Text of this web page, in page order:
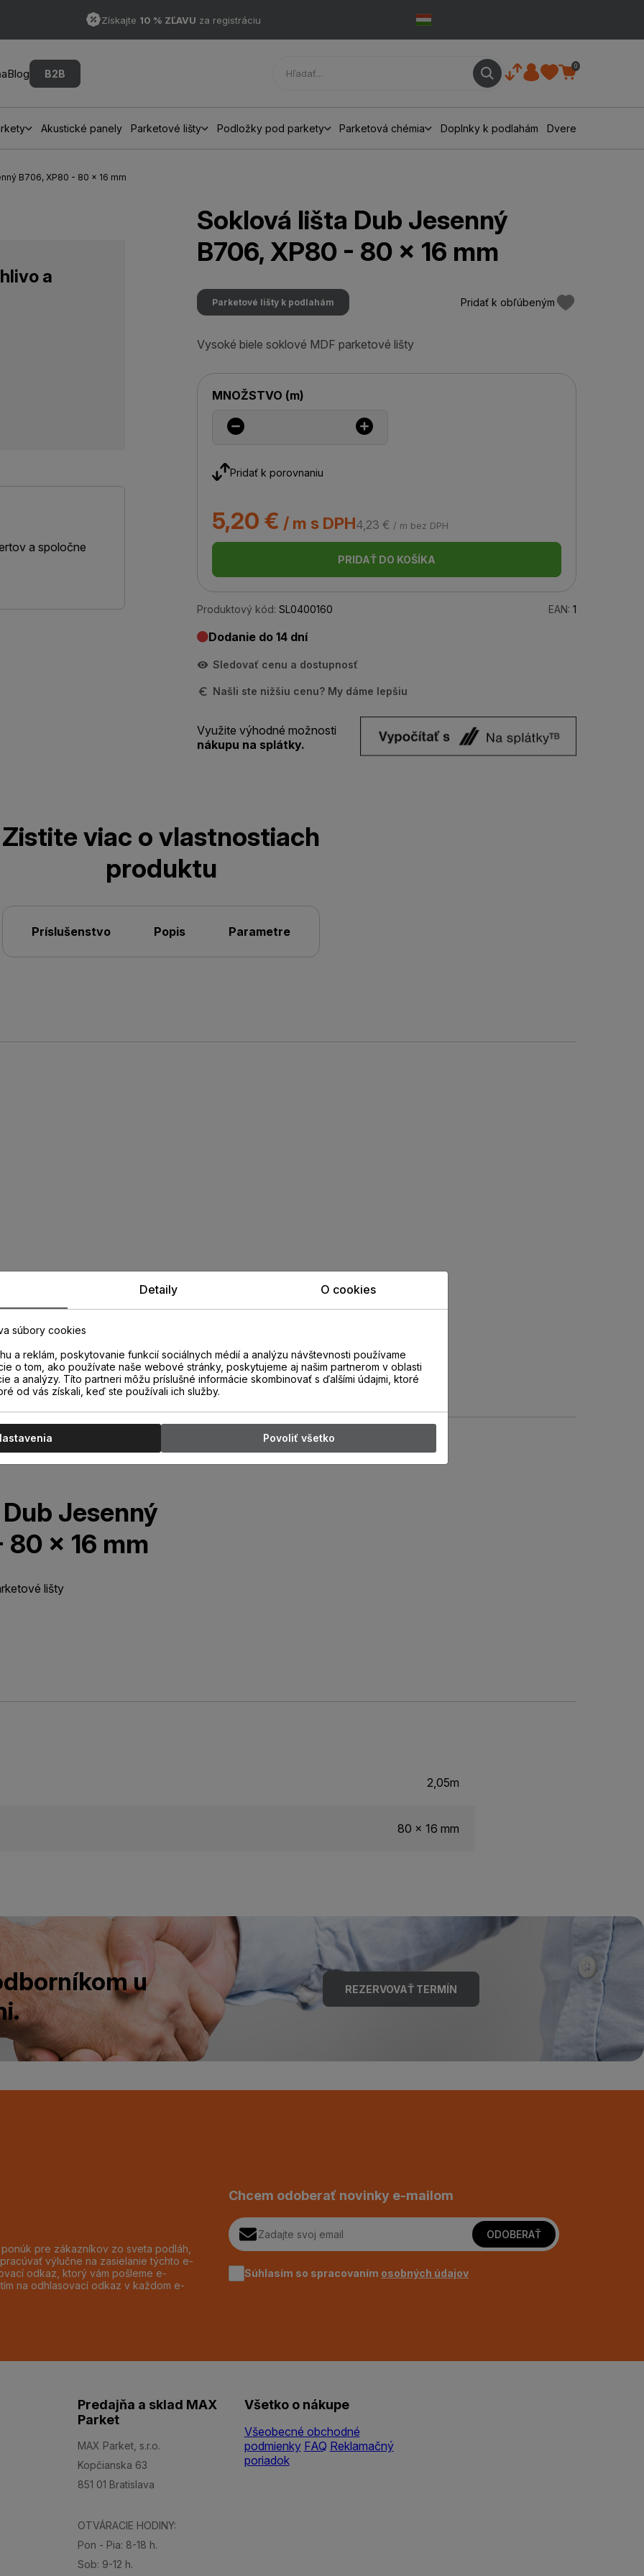
Získajte 10 % ZĽAVU za registráciu
Blog B2B
0
Akustické panely Parketové lišty Podložky pod parkety Parketová chémia Doplnky k podlahám Dvere
B706, XP80 - 80 x 16 mm
a
a spoločne
Soklová lišta Dub Jesenný
B706, XP80 - 80 x 16 mm
Parketové lišty k podlahám Pridať k obľúbeným
Vysoké biele soklové MDF parketové lišty
MNOŽSTVO (m)
Pridať k porovnaniu
5,20 € / m s DPH4,23 € / m bez DPH
PRIDAŤ DO KOŠÍKA
Produktový kód: SL0400160 EAN: 1
Dodanie do 14 dní
Sledovať cenu a dostupnosť
Našli ste nižšiu cenu? My dáme lepšiu
Využite výhodné možnosti
nákupu na splátky.
Zistite viac o vlastnostiach
produktu
Príslušenstvo Popis Parametre
Jesenný
80 x 16 mm
lišty
2,05m
80 x 16 mm
u
REZERVOVAŤ TERMÍN
pre zákazníkov zo sveta podláh,
výlučne na zasielanie týchto e-
odkaz, ktorý vám pošleme e-
na odhlasovací odkaz v každom e-
Chcem odoberať novinky e-mailom
ODOBERAŤ
Súhlasím so spracovaním osobných údajov
Predajňa a sklad MAX
Parket
MAX Parket, s.r.o.
Kopčianska 63
851 01 Bratislava
OTVÁRACIE HODINY:
Pon - Pia: 8-18 h.
Sob: 9-12 h.
Všetko o nákupe
Všeobecné obchodné
podmienky FAQ Reklamačný
poriadok
Detaily O cookies
súbory cookies
a reklám, poskytovanie funkcií sociálnych médií a analýzu návštevnosti používame
o tom, ako používate naše webové stránky, poskytujeme aj našim partnerom v oblasti
a analýzy. Títo partneri môžu príslušné informácie skombinovať s ďalšími údajmi, ktoré
od vás získali, keď ste používali ich služby.
Povoliť všetko